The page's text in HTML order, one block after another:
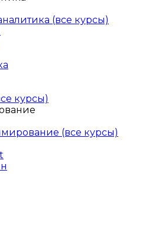
(все курсы)
курсы)
(все курсы)